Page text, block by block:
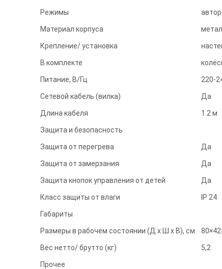
Режимы
Материал корпуса
Крепление/ установка
В комплекте
Питание, В/Гц 220-
Сетевой кабель (вилка) Да
Длина кабеля 1.2 м
Защита и безопасность
Защита от перегрева Да
Защита от замерзания Да
Защита кнопок управления от детей Да
Класс защиты от влаги IP 24
Габариты
Размеры в рабочем состоянии (Д х Ш х В), см
Вес нетто/ брутто (кг) 5,2
Прочее